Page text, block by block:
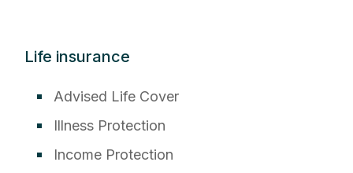
Life insurance
Advised Life Cover
Illness Protection
Income Protection